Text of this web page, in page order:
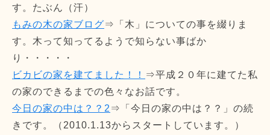
す。たぶん（汗）
もみの木の家ブログ⇒「木」についての事を綴りま
す。木って知ってるようで知らない事ばか
り・・・・・
ビカビの家を建てました！！ ⇒平成２０年に建てた私
の家のできるまでの色々なお話です。
今日の家の中は？？2 ⇒「今日の家の中は？？」の続
きです。（2010.1.13からスタートしています。）